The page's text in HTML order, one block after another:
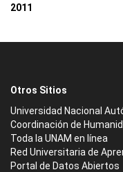
2011
Otros Sitios
Universidad Nacional
Coordinación de
Toda la UNAM en línea
Red Universitaria de
Portal de Datos Abiertos